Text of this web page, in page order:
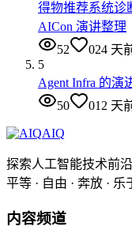
得物推荐系统诊
AICon 演讲整理
52
024 天
5
Agent Infra 的演
50
012 天
AIQ
探索人工智能技术前沿
平等 · 自由 · 奔放 · 乐
内容频道